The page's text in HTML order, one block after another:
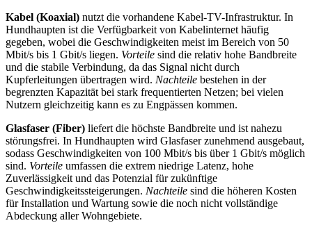
Kabel (Koaxial) nutzt die vorhandene Kabel-TV-Infrastruktur. In
Hundhaupten ist die Verfügbarkeit von Kabelinternet häufig
gegeben, wobei die Geschwindigkeiten meist im Bereich von 50
Mbit/s bis 1 Gbit/s liegen. Vorteile sind die relativ hohe Bandbreite
und die stabile Verbindung, da das Signal nicht durch
Kupferleitungen übertragen wird. Nachteile bestehen in der
begrenzten Kapazität bei stark frequentierten Netzen; bei vielen
Nutzern gleichzeitig kann es zu Engpässen kommen.
Glasfaser (Fiber) liefert die höchste Bandbreite und ist nahezu
störungsfrei. In Hundhaupten wird Glasfaser zunehmend ausgebaut,
sodass Geschwindigkeiten von 100 Mbit/s bis über 1 Gbit/s möglich
sind. Vorteile umfassen die extrem niedrige Latenz, hohe
Zuverlässigkeit und das Potenzial für zukünftige
Geschwindigkeitssteigerungen. Nachteile sind die höheren Kosten
für Installation und Wartung sowie die noch nicht vollständige
Abdeckung aller Wohngebiete.